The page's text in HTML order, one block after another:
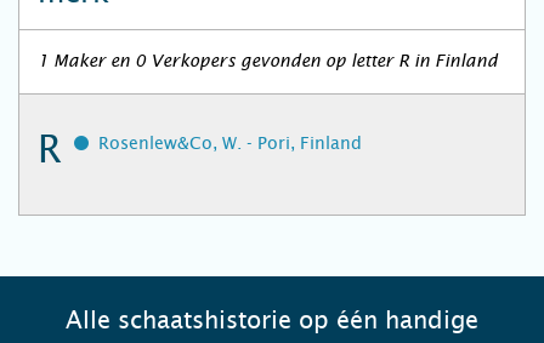
1 Maker en 0 Verkopers gevonden op letter R in Finland
R Rosenlew&Co, W. - Pori, Finland
Alle schaatshistorie op één handige